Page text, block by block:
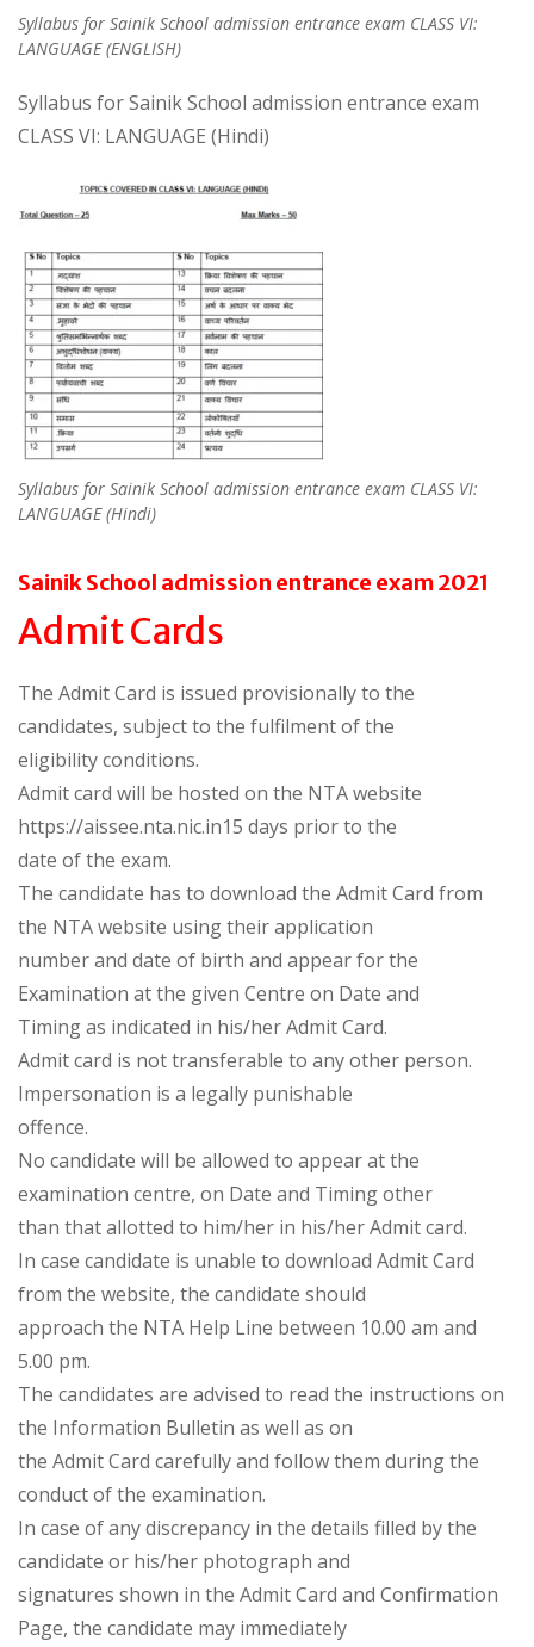
Syllabus for Sainik School admission entrance exam CLASS VI:
LANGUAGE (ENGLISH)
Syllabus for Sainik School admission entrance exam
CLASS VI: LANGUAGE (Hindi)
Syllabus for Sainik School admission entrance exam CLASS VI:
LANGUAGE (Hindi)
Sainik School admission entrance exam 2021
Admit Cards
The Admit Card is issued provisionally to the
candidates, subject to the fulfilment of the
eligibility conditions.
Admit card will be hosted on the NTA website
https://aissee.nta.nic.in15 days prior to the
date of the exam.
The candidate has to download the Admit Card from
the NTA website using their application
number and date of birth and appear for the
Examination at the given Centre on Date and
Timing as indicated in his/her Admit Card.
Admit card is not transferable to any other person.
Impersonation is a legally punishable
offence.
No candidate will be allowed to appear at the
examination centre, on Date and Timing other
than that allotted to him/her in his/her Admit card.
In case candidate is unable to download Admit Card
from the website, the candidate should
approach the NTA Help Line between 10.00 am and
5.00 pm.
The candidates are advised to read the instructions on
the Information Bulletin as well as on
the Admit Card carefully and follow them during the
conduct of the examination.
In case of any discrepancy in the details filled by the
candidate or his/her photograph and
signatures shown in the Admit Card and Confirmation
Page, the candidate may immediately